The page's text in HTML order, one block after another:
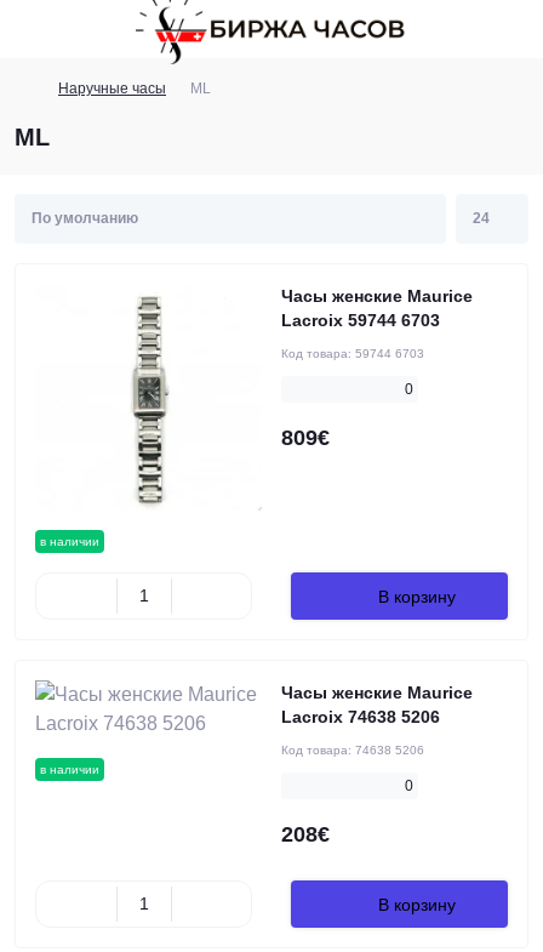
Наручные часы ML
ML
в наличии
Часы женские Maurice
Lacroix 59744 6703
Код товара: 59744 6703
0
809€
В корзину
в наличии
Часы женские Maurice
Lacroix 74638 5206
Код товара: 74638 5206
0
208€
В корзину